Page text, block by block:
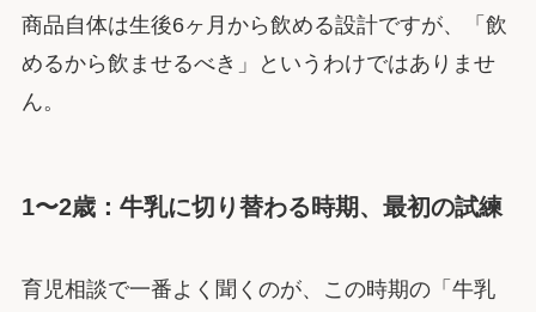
商品自体は生後6ヶ月から飲める設計ですが、「飲
めるから飲ませるべき」というわけではありませ
ん。
1〜2歳：牛乳に切り替わる時期、最初の試練
育児相談で一番よく聞くのが、この時期の「牛乳